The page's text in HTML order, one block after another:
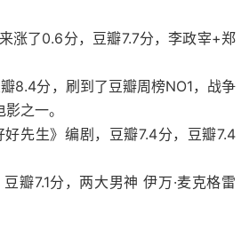
涨了0.6分，豆瓣7.7分，李政宰+郑
8.4分，刷到了豆瓣周榜NO1，战争
之一。
先生》编剧，豆瓣7.4分，豆瓣7.4
瓣7.1分，两大男神 伊万·麦克格雷